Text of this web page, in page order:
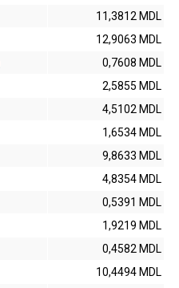
11,3812 MDL
12,9063 MDL
0,7608 MDL
2,5855 MDL
4,5102 MDL
1,6534 MDL
9,8633 MDL
4,8354 MDL
0,5391 MDL
1,9219 MDL
0,4582 MDL
10,4494 MDL